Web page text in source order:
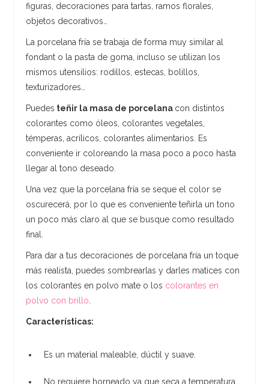
figuras, decoraciones para tartas, ramos florales,
objetos decorativos…
La porcelana fría se trabaja de forma muy similar al
fondant o la pasta de goma, incluso se utilizan los
mismos utensilios: rodillos, estecas, bolillos,
texturizadores…
Puedes teñir la masa de porcelana con distintos
colorantes como óleos, colorantes vegetales,
témperas, acrílicos, colorantes alimentarios. Es
conveniente ir coloreando la masa poco a poco hasta
llegar al tono deseado.
Una vez que la porcelana fría se seque el color se
oscurecerá, por lo que es conveniente teñirla un tono
un poco más claro al que se busque como resultado
final.
Para dar a tus decoraciones de porcelana fría un toque
más realista, puedes sombrearlas y darles matices con
los colorantes en polvo mate o los colorantes en
polvo con brillo
Características:
Es un material maleable, dúctil y suave.
No requiere horneado ya que seca a temperatura